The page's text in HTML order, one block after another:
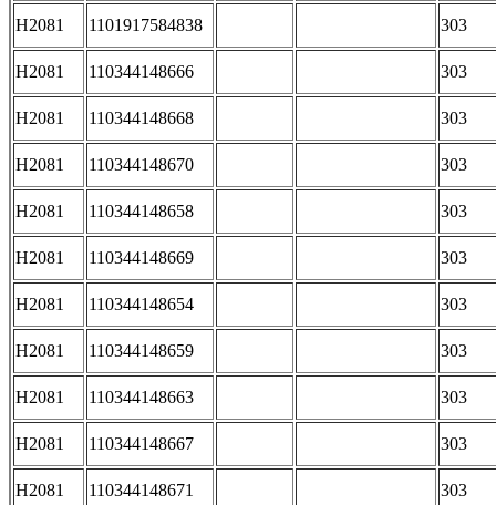
H2081 1101917584838 303
H2081 110344148666 303
H2081 110344148668 303
H2081 110344148670 303
H2081 110344148658 303
H2081 110344148669 303
H2081 110344148654 303
H2081 110344148659 303
H2081 110344148663 303
H2081 110344148667 303
H2081 110344148671 303